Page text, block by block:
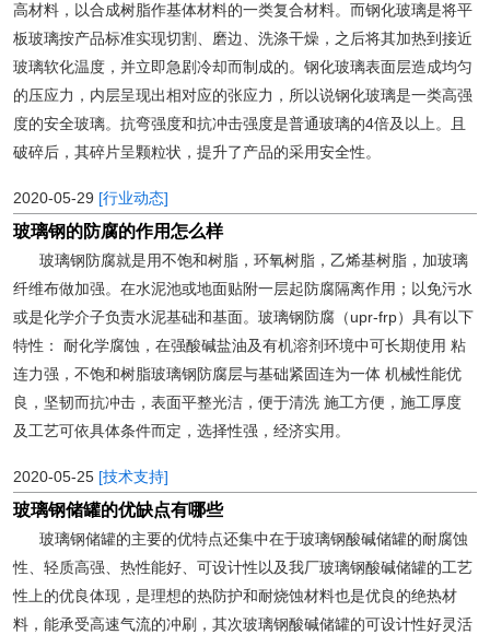
高材料，以合成树脂作基体材料的一类复合材料。而钢化玻璃是将平
板玻璃按产品标准实现切割、磨边、洗涤干燥，之后将其加热到接近
玻璃软化温度，并立即急剧冷却而制成的。钢化玻璃表面层造成均匀
的压应力，内层呈现出相对应的张应力，所以说钢化玻璃是一类高强
度的安全玻璃。抗弯强度和抗冲击强度是普通玻璃的4倍及以上。且
破碎后，其碎片呈颗粒状，提升了产品的采用安全性。
2020-05-29 [行业动态]
玻璃钢的防腐的作用怎么样
玻璃钢防腐就是用不饱和树脂，环氧树脂，乙烯基树脂，加玻璃
纤维布做加强。在水泥池或地面贴附一层起防腐隔离作用；以免污水
或是化学介子负责水泥基础和基面。玻璃钢防腐（upr-frp）具有以下
特性： 耐化学腐蚀，在强酸碱盐油及有机溶剂环境中可长期使用 粘
连力强，不饱和树脂玻璃钢防腐层与基础紧固连为一体 机械性能优
良，坚韧而抗冲击，表面平整光洁，便于清洗 施工方便，施工厚度
及工艺可依具体条件而定，选择性强，经济实用。
2020-05-25 [技术支持]
玻璃钢储罐的优缺点有哪些
玻璃钢储罐的主要的优特点还集中在于玻璃钢酸碱储罐的耐腐蚀
性、轻质高强、热性能好、可设计性以及我厂玻璃钢酸碱储罐的工艺
性上的优良体现，是理想的热防护和耐烧蚀材料也是优良的绝热材
料，能承受高速气流的冲刷，其次玻璃钢酸碱储罐的可设计性好灵活